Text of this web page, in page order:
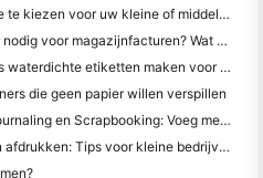
Hoe de juiste restaurant software te kiezen voor uw kleine of middelgrote restaurant
Heb je een draagbare A4-printer nodig voor magazijnfacturen? Wat werkelijk werkt
Kunnen thermische etiketprinters waterdichte etiketten maken voor kleine bedrijfsproducten?
die geen papier willen verspillen
Beste Color Label Maker voor Journaling en Scrapbooking: Voeg meer kleur toe aan elke pagina
Handschrift vs. Verzendetiketten afdrukken: Tips voor kleine bedrijven in 2026